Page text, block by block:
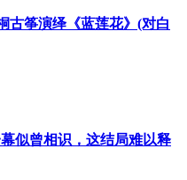
古筝演绎《蓝莲花》(对白
似曾相识，这结局难以释